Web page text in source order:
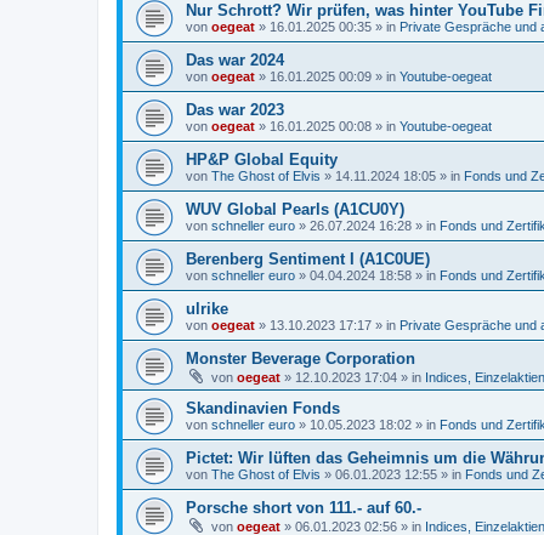
Nur Schrott? Wir prüfen, was hinter YouTube
von oegeat » 16.01.2025 00:35 » in Private Gespräche und
Das war 2024
von oegeat » 16.01.2025 00:09 » in Youtube-oegeat
Das war 2023
von oegeat » 16.01.2025 00:08 » in Youtube-oegeat
HP&P Global Equity
von The Ghost of Elvis » 14.11.2024 18:05 » in Fonds und
WUV Global Pearls (A1CU0Y)
von schneller euro » 26.07.2024 16:28 » in Fonds und
Berenberg Sentiment I (A1C0UE)
von schneller euro » 04.04.2024 18:58 » in Fonds und
ulrike
von oegeat » 13.10.2023 17:17 » in Private Gespräche und
Monster Beverage Corporation
von oegeat » 12.10.2023 17:04 » in Indices,
Skandinavien Fonds
von schneller euro » 10.05.2023 18:02 » in Fonds und
Pictet: Wir lüften das Geheimnis um die
von The Ghost of Elvis » 06.01.2023 12:55 » in Fonds und
Porsche short von 111.- auf 60.-
von oegeat » 06.01.2023 02:56 » in Indices,